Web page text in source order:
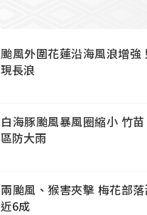
颱風外圍花蓮沿海風浪增強
現長浪
白海豚颱風暴風圈縮小 竹
區防大雨
兩颱風、猴害夾擊 梅花部
近6成